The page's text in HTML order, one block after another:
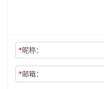
*昵称：
*邮箱：